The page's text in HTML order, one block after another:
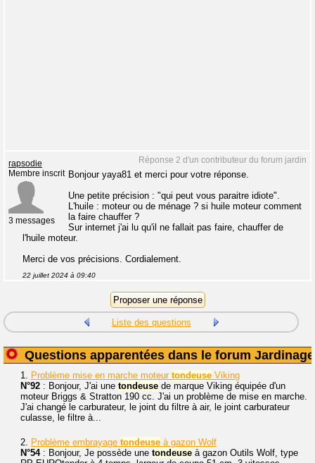
Réponse 2 d'un contributeur du forum jardin
rapsodie
Membre inscrit
3 messages
Bonjour yaya81 et merci pour votre réponse.
Une petite précision : "qui peut vous paraitre idiote".
L'huile : moteur ou de ménage ? si huile moteur comment
la faire chauffer ?
Sur internet j'ai lu qu'il ne fallait pas faire, chauffer de
l'huile moteur.
Merci de vos précisions. Cordialement.
22 juillet 2024 à 09:40
Liste des questions
Questions apparentées dans le forum Jardinage
1. Problème mise en marche moteur tondeuse Viking
N°92 : Bonjour, J'ai une tondeuse de marque Viking équipée d'un
moteur Briggs & Stratton 190 cc. J'ai un problème de mise en marche.
J'ai changé le carburateur, le joint du filtre à air, le joint carburateur
culasse, le filtre à...
2. Problème embrayage tondeuse à gazon Wolf
N°54: Bonjour, Je possède une tondeuse à gazon Outils Wolf, type